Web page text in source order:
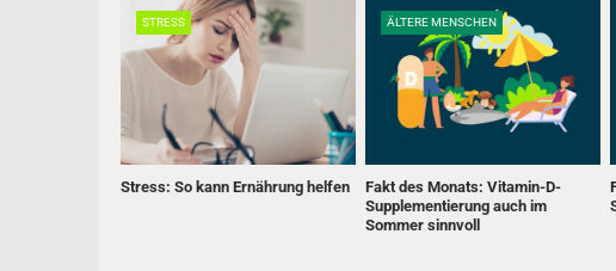
g
n
a
STRESS
Stress: So kann Ernährung helfen
ÄLTERE MENSCHEN
Fakt des Monats: Vitamin-D-
Supplementierung auch im
Sommer sinnvoll